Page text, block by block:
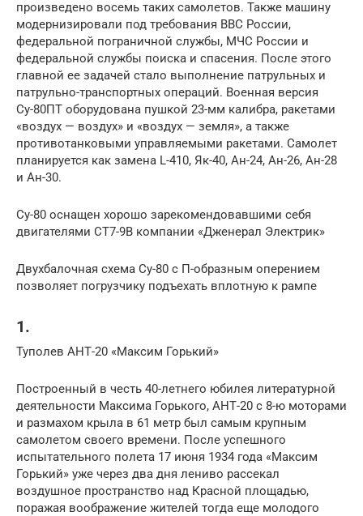
произведено восемь таких самолетов. Также машину
модернизировали под требования ВВС России,
федеральной пограничной службы, МЧС России и
федеральной службы поиска и спасения. После этого
главной ее задачей стало выполнение патрульных и
патрульно-транспортных операций. Военная версия
Су-80ПТ оборудована пушкой 23-мм калибра, ракетами
«воздух — воздух» и «воздух — земля», а также
противотанковыми управляемыми ракетами. Самолет
планируется как замена L-410, Як-40, Ан-24, Ан-26, Ан-28
и Ан-30.
Су-80 оснащен хорошо зарекомендовавшими себя
двигателями СТ7-9В компании «Дженерал Электрик»
Двухбалочная схема Су-80 с П-образным оперением
позволяет погрузчику подъехать вплотную к рампе
1.
Туполев АНТ-20 «Максим Горький»
Построенный в честь 40-летнего юбилея литературной
деятельности Максима Горького, АНТ-20 с 8-ю моторами
и размахом крыла в 61 метр был самым крупным
самолетом своего времени. После успешного
испытательного полета 17 июня 1934 года «Максим
Горький» уже через два дня лениво рассекал
воздушное пространство над Красной площадью,
поражая воображение жителей тогда еще молодого